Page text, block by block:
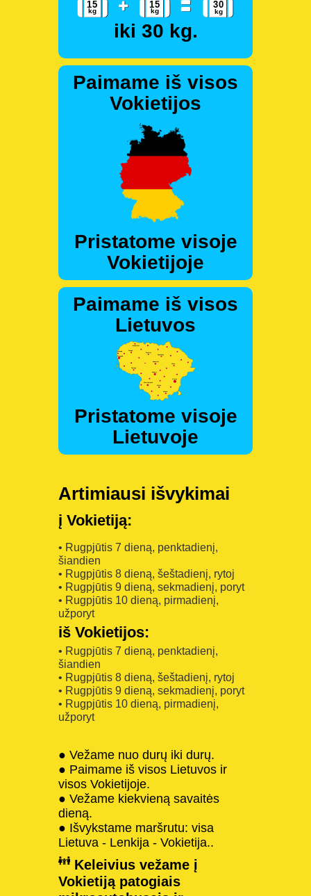
iki 30 kg.
Paimame iš visos
Vokietijos
Pristatome visoje
Vokietijoje
Paimame iš visos
Lietuvos
Pristatome visoje
Lietuvoje
Artimiausi išvykimai
į Vokietiją:
• Rugpjūtis 7 dieną, penktadienį,
šiandien
• Rugpjūtis 8 dieną, šeštadienį, rytoj
• Rugpjūtis 9 dieną, sekmadienį, poryt
• Rugpjūtis 10 dieną, pirmadienį,
užporyt
iš Vokietijos:
• Rugpjūtis 7 dieną, penktadienį,
šiandien
• Rugpjūtis 8 dieną, šeštadienį, rytoj
• Rugpjūtis 9 dieną, sekmadienį, poryt
• Rugpjūtis 10 dieną, pirmadienį,
užporyt
● Vežame nuo durų iki durų.
● Paimame iš visos Lietuvos ir
visos Vokietijoje.
● Vežame kiekvieną savaitės
dieną.
● Išvykstame maršrutu: visa
Lietuva - Lenkija - Vokietija..
Keleivius vežame į
Vokietiją patogiais